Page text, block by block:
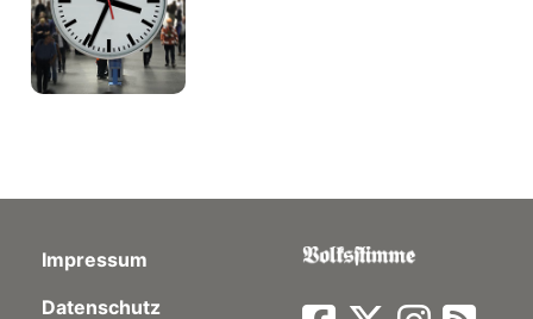
Impressum
Datenschutz